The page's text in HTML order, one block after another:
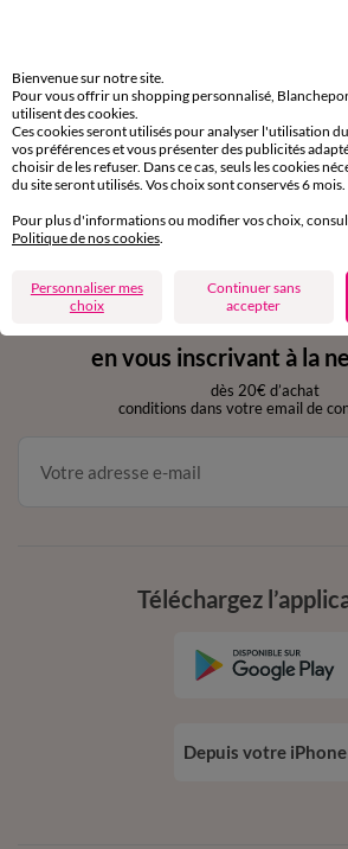
Retours gratuits
sous 30 jours avec Mondial Relay
Service clients
par chat et par téléphone
de 8h00 à 20h00 du lundi au samedi
11€ Offerts
en vous inscrivant à la
dès 20€ d’achat
conditions dans votre email de
Téléchargez
Depuis votre iPhone
Bienvenue sur notre site.
Pour vous offrir un shopping personnalisé,
utilisent des cookies.
Ces cookies seront utilisés pour analyser l'utilisation
vos préférences et vous présenter des publicités
choisir de les refuser. Dans ce cas, seuls les cookies
du site seront utilisés. Vos choix sont conservés 6 mois.
Pour plus d'informations ou modifier vos choix,
Politique de nos cookies
Personnaliser mes
choix
Continuer sans
accepter